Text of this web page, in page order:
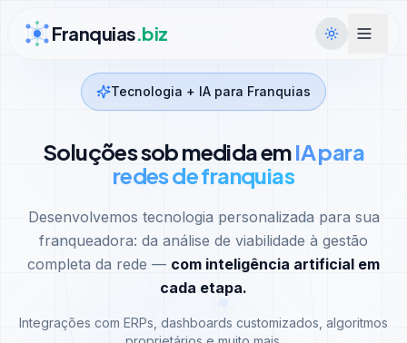
Franquias.biz
Tecnologia + IA para Franquias
Soluções sob medida emIA para
redes de franquias
Desenvolvemos tecnologia personalizada para sua
franqueadora: da análise de viabilidade à gestão
completa da rede — com inteligência artificial em
cada etapa.
Integrações com ERPs, dashboards customizados, algoritmos